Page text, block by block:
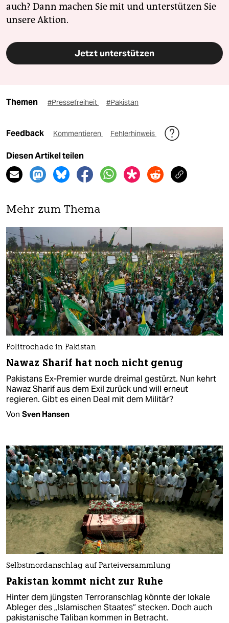
auch? Dann machen Sie mit und unterstützen Sie
unsere Aktion.
Jetzt unterstützen
Themen #Pressefreiheit #Pakistan
Feedback Kommentieren Fehlerhinweis
Diesen Artikel teilen
Mehr zum Thema
Politrochade in Pakistan
Nawaz Sharif hat noch nicht genug
Pakistans Ex-Premier wurde dreimal gestürzt. Nun kehrt
Nawaz Sharif aus dem Exil zurück und will erneut
regieren. Gibt es einen Deal mit dem Militär?
Von Sven Hansen
Selbstmordanschlag auf Parteiversammlung
Pakistan kommt nicht zur Ruhe
Hinter dem jüngsten Terroranschlag könnte der lokale
Ableger des „Islamischen Staates“ stecken. Doch auch
pakistanische Taliban kommen in Betracht.